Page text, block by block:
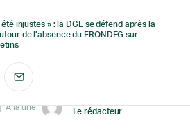
été injustes » : la DGE se défend après la
de l’absence du FRONDEG sur
A la une
Le rédacteur